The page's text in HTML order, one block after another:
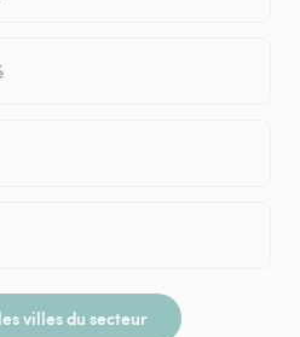
villes du secteur